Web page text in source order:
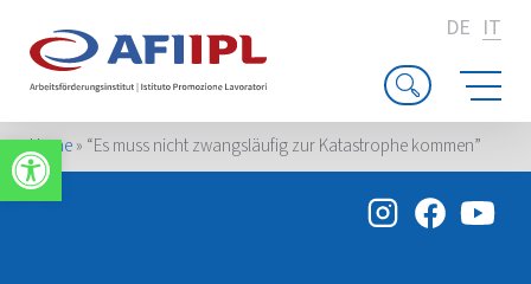
Apri la barra degli strumenti
DE IT
Home» “Es muss nicht zwangsläufig zur Katastrophe kommen”